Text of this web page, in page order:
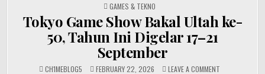
POSTED
IN
GAMES & TEKNO
Tokyo Game Show Bakal Ultah ke-
50, Tahun Ini Digelar 17–21
September
CH1MEBL0G5 FEBRUARY 22, 2026 LEAVE A COMMENT